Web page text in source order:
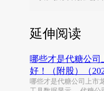
延伸阅读
哪些才是代糖公
好！（附股）（
哪些才是代糖公司上市